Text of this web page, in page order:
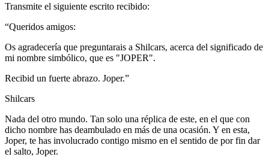
Transmite el siguiente escrito recibido:
“Queridos amigos:
Os agradecería que preguntarais a Shilcars, acerca del significado de
mi nombre simbólico, que es "JOPER".
Recibid un fuerte abrazo. Joper.”
Shilcars
Nada del otro mundo. Tan solo una réplica de este, en el que con
dicho nombre has deambulado en más de una ocasión. Y en esta,
Joper, te has involucrado contigo mismo en el sentido de por fin dar
el salto, Joper.